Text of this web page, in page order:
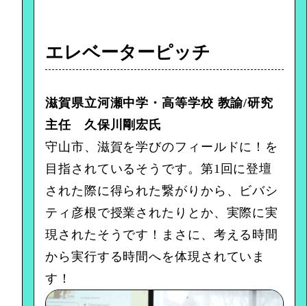
エレベーターピッチ
滋賀県立河瀬中学・高等学校 教諭/研究
主任 久保川剛宏氏
守山市、滋賀を学びのフィールドに！を
目指されているそうです。第1回に登壇
された際に得られた繋がりから、ビバシ
ティ彦根で授業されたりとか、実際に実
現されたそうです！まさに、考える時間
から実行する時間へを体現されていま
す！